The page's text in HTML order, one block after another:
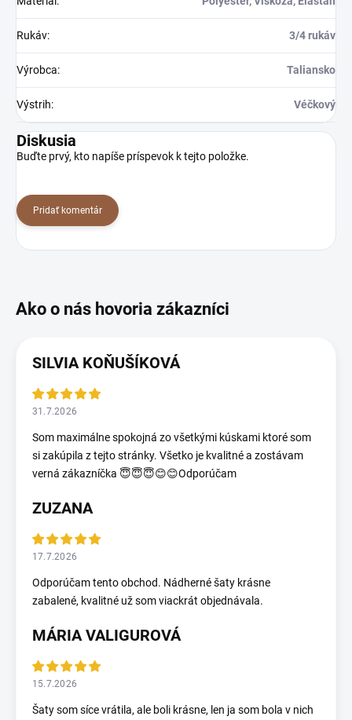
Rukáv: 3/4 rukáv
Výrobca: Taliansko
Výstrih: Véčkový
Diskusia
Buďte prvý, kto napíše príspevok k tejto položke.
Pridať komentár
SILVIA KOŇUŠÍKOVÁ
31.7.2026
Som maximálne spokojná zo všetkými kúskami ktoré som
si zakúpila z tejto stránky. Všetko je kvalitné a zostávam
verná zákazníčka 😇😇😇😊😊Odporúčam
ZUZANA
17.7.2026
Odporúčam tento obchod. Nádherné šaty krásne
zabalené, kvalitné už som viackrát objednávala.
MÁRIA VALIGUROVÁ
15.7.2026
Šaty som síce vrátila, ale boli krásne, len ja som bola v nich